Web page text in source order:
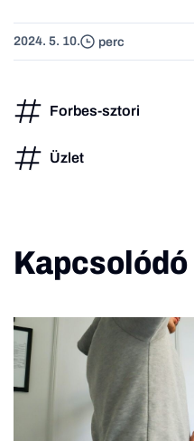
2024. 5. 10. perc
Forbes-sztori
Üzlet